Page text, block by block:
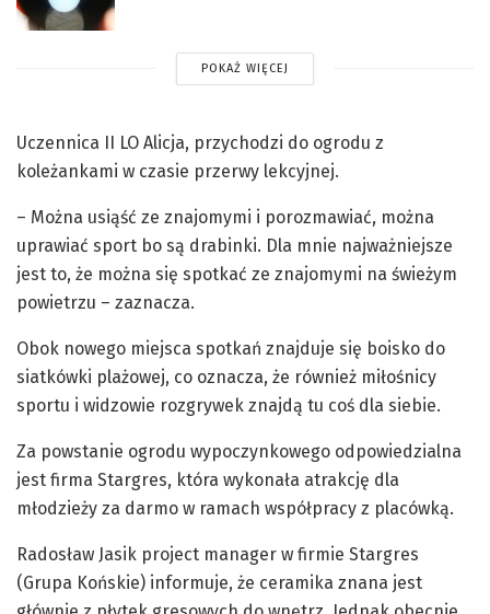
POKAŻ WIĘCEJ
Uczennica II LO Alicja, przychodzi do ogrodu z
koleżankami w czasie przerwy lekcyjnej.
– Można usiąść ze znajomymi i porozmawiać, można
uprawiać sport bo są drabinki. Dla mnie najważniejsze
jest to, że można się spotkać ze znajomymi na świeżym
powietrzu – zaznacza.
Obok nowego miejsca spotkań znajduje się boisko do
siatkówki plażowej, co oznacza, że również miłośnicy
sportu i widzowie rozgrywek znajdą tu coś dla siebie.
Za powstanie ogrodu wypoczynkowego odpowiedzialna
jest firma Stargres, która wykonała atrakcję dla
młodzieży za darmo w ramach współpracy z placówką.
Radosław Jasik project manager w firmie Stargres
(Grupa Końskie) informuje, że ceramika znana jest